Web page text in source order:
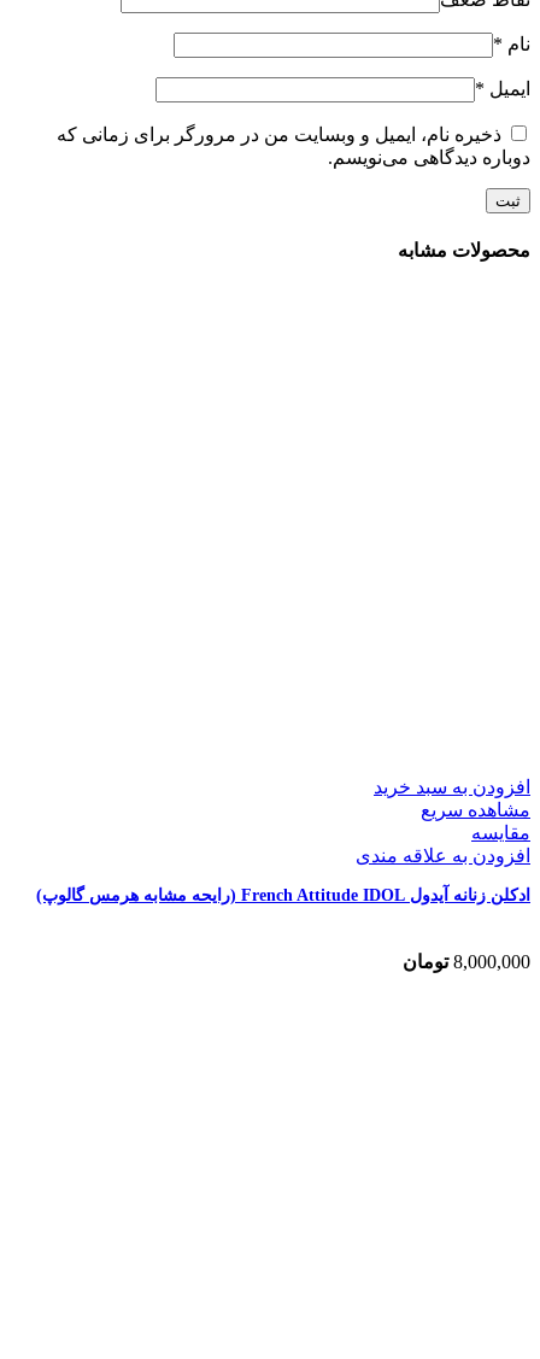
نام *
ایمیل *
ذخیره نام، ایمیل و وبسایت من در مرورگر برای زمانی که
دوباره دیدگاهی می‌نویسم.
محصولات مشابه
افزودن به سبد خرید
مشاهده سریع
مقایسه
افزودن به علاقه مندی
ادکلن زنانه آیدول French Attitude IDOL (رایحه مشابه هرمس گالوپ)
8,000,000 تومان